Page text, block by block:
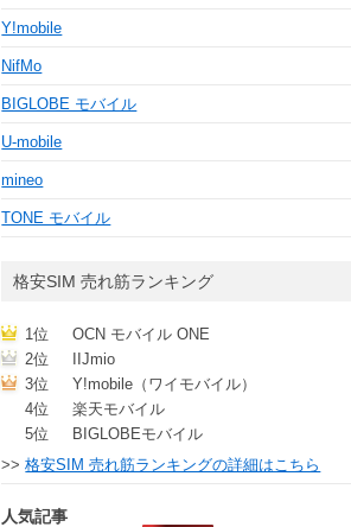
Y!mobile
NifMo
BIGLOBE モバイル
U-mobile
mineo
TONE モバイル
格安SIM 売れ筋ランキング
1位
OCN モバイル ONE
2位
IIJmio
3位
Y!mobile（ワイモバイル）
4位
楽天モバイル
5位
BIGLOBEモバイル
>>格安SIM 売れ筋ランキングの詳細はこちら
人気記事